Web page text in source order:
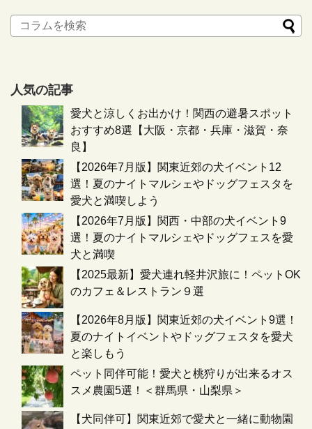
人気の記事
愛犬と涼しくお出かけ！関西の避暑スポット
おすすめ8選【大阪・京都・兵庫・滋賀・奈
良】
【2026年7月版】関東近郊の犬イベント12
選！夏のナイトマルシェやドッグフェスタを
愛犬と満喫しよう
【2026年7月版】関西・中部の犬イベント9
選！夏のナイトマルシェやドッグフェスを愛
犬と満喫
【2025最新】愛犬連れ軽井沢旅に！ペットOK
のカフェ＆レストラン９選
【2026年8月版】関東近郊の犬イベント9選！
夏のナイトイベントやドッグフェスタを愛犬
と楽しもう
ペット同伴可能！愛犬と桃狩りが出来るオス
スメ農園5選！＜群馬県・山梨県＞
【犬同伴可】関東近郊で愛犬と一緒に動物園